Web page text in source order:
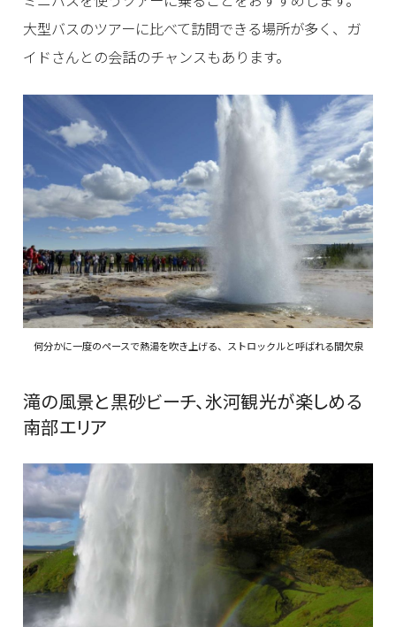
大型バスのツアーに比べて訪問できる場所が多く、ガ
イドさんとの会話のチャンスもあります。
何分かに一度のペースで熱湯を吹き上げる、ストロックルと呼ばれる間欠泉
滝の風景と黒砂ビーチ、氷河観光が楽しめる
南部エリア